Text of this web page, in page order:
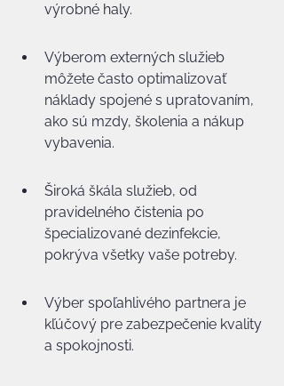
výrobné haly.
Výberom externých služieb
môžete často optimalizovať
náklady spojené s upratovaním,
ako sú mzdy, školenia a nákup
vybavenia.
Široká škála služieb, od
pravidelného čistenia po
špecializované dezinfekcie,
pokrýva všetky vaše potreby.
Výber spoľahlivého partnera je
kľúčový pre zabezpečenie kvality
a spokojnosti.